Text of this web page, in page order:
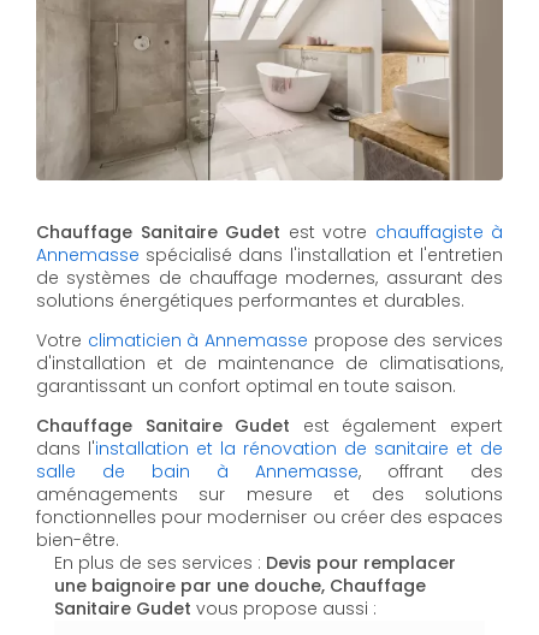
Chauffage Sanitaire Gudet est votre chauffagiste à
Annemasse spécialisé dans l'installation et l'entretien
de systèmes de chauffage modernes, assurant des
solutions énergétiques performantes et durables.
Votre climaticien à Annemasse propose des services
d'installation et de maintenance de climatisations,
garantissant un confort optimal en toute saison.
Chauffage Sanitaire Gudet est également expert
dans l'installation et la rénovation de sanitaire et de
salle de bain à Annemasse, offrant des
aménagements sur mesure et des solutions
fonctionnelles pour moderniser ou créer des espaces
bien-être.
En plus de ses services : Devis pour remplacer
une baignoire par une douche, Chauffage
Sanitaire Gudet vous propose aussi :